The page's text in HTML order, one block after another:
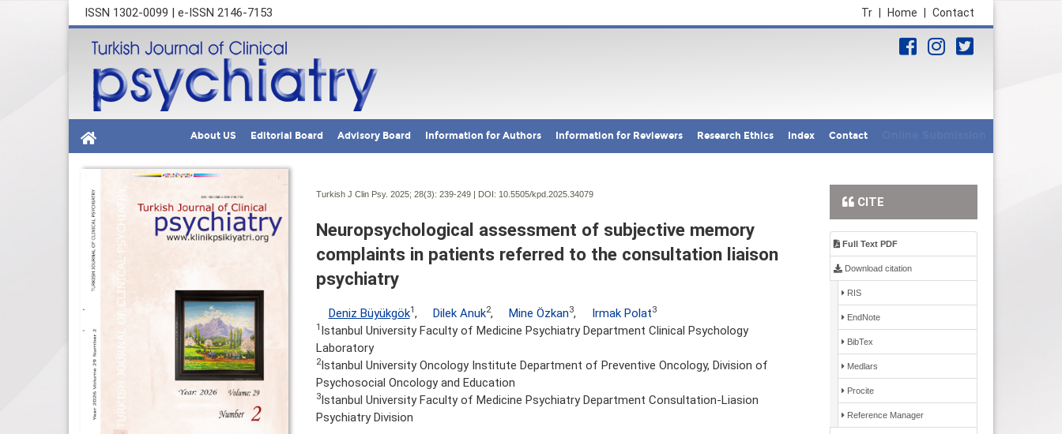
ISSN 1302-0099 | e-ISSN 2146-7153 Contact
Home
Tr
About US Editorial Board Advisory Board Information for Authors Information for Reviewers Research Ethics Index Contact
Turkish J Clin Psy. 2025; 28(3): 239-249 | DOI: 10.5505/kpd.2025.34079
Neuropsychological assessment of subjective memory
complaints in patients referred to the consultation liaison
psychiatry
Deniz Büyükgök1 , Dilek Anuk2, Mine Özkan3, Irmak Polat3
1 Istanbul University Faculty of Medicine Psychiatry Department Clinical Psychology
Laboratory
2Istanbul University Oncology Institute Department of Preventive Oncology, Division of
Psychosocial Oncology and Education
3Istanbul University Faculty of Medicine Psychiatry Department Consultation-Liasion
Psychiatry Division
CITE
Full Text PDF
Download citation
RIS
EndNote
BibTex
Medlars
Procite
Reference Manager